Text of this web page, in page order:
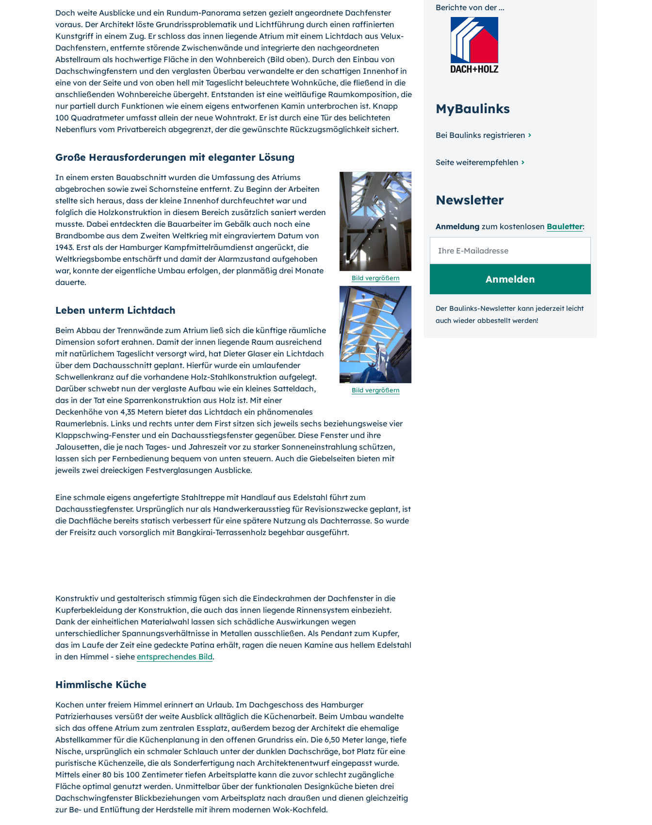
Doch weite Ausblicke und ein Rundum-Panorama setzen gezielt angeordnete Dachfenster
voraus. Der Architekt löste Grundrissproblematik und Lichtführung durch einen raffinierten
Kunstgriff in einem Zug. Er schloss das innen liegende Atrium mit einem Lichtdach aus Velux-
Dachfenstern, entfernte störende Zwischenwände und integrierte den nachgeordneten
Abstellraum als hochwertige Fläche in den Wohnbereich (Bild oben). Durch den Einbau von
Dachschwingfenstern und den verglasten Überbau verwandelte er den schattigen Innenhof in
eine von der Seite und von oben hell mit Tageslicht beleuchtete Wohnküche, die fließend in die
anschließenden Wohnbereiche übergeht. Entstanden ist eine weitläufige Raumkomposition, die
nur partiell durch Funktionen wie einem eigens entworfenen Kamin unterbrochen ist. Knapp
100 Quadratmeter umfasst allein der neue Wohntrakt. Er ist durch eine Tür des belichteten
Nebenflurs vom Privatbereich abgegrenzt, der die gewünschte Rückzugsmöglichkeit sichert.
Große Herausforderungen mit eleganter Lösung
Bild vergrößern
Bild vergrößern
In einem ersten Bauabschnitt wurden die Umfassung des Atriums
abgebrochen sowie zwei Schornsteine entfernt. Zu Beginn der Arbeiten
stellte sich heraus, dass der kleine Innenhof durchfeuchtet war und
folglich die Holzkonstruktion in diesem Bereich zusätzlich saniert werden
musste. Dabei entdeckten die Bauarbeiter im Gebälk auch noch eine
Brandbombe aus dem Zweiten Weltkrieg mit eingraviertem Datum von
1943. Erst als der Hamburger Kampfmittelräumdienst angerückt, die
Weltkriegsbombe entschärft und damit der Alarmzustand aufgehoben
war, konnte der eigentliche Umbau erfolgen, der planmäßig drei Monate
dauerte.
Leben unterm Lichtdach
Beim Abbau der Trennwände zum Atrium ließ sich die künftige räumliche
Dimension sofort erahnen. Damit der innen liegende Raum ausreichend
mit natürlichem Tageslicht versorgt wird, hat Dieter Glaser ein Lichtdach
über dem Dachausschnitt geplant. Hierfür wurde ein umlaufender
Schwellenkranz auf die vorhandene Holz-Stahlkonstruktion aufgelegt.
Darüber schwebt nun der verglaste Aufbau wie ein kleines Satteldach,
das in der Tat eine Sparrenkonstruktion aus Holz ist. Mit einer
Deckenhöhe von 4,35 Metern bietet das Lichtdach ein phänomenales
Raumerlebnis. Links und rechts unter dem First sitzen sich jeweils sechs beziehungsweise vier
Klappschwing-Fenster und ein Dachausstiegsfenster gegenüber. Diese Fenster und ihre
Jalousetten, die je nach Tages- und Jahreszeit vor zu starker Sonneneinstrahlung schützen,
lassen sich per Fernbedienung bequem von unten steuern. Auch die Giebelseiten bieten mit
jeweils zwei dreieckigen Festverglasungen Ausblicke.
Eine schmale eigens angefertigte Stahltreppe mit Handlauf aus Edelstahl führt zum
Dachausstiegfenster. Ursprünglich nur als Handwerkerausstieg für Revisionszwecke geplant, ist
die Dachfläche bereits statisch verbessert für eine spätere Nutzung als Dachterrasse. So wurde
der Freisitz auch vorsorglich mit Bangkirai-Terrassenholz begehbar ausgeführt.
Konstruktiv und gestalterisch stimmig fügen sich die Eindeckrahmen der Dachfenster in die
Kupferbekleidung der Konstruktion, die auch das innen liegende Rinnensystem einbezieht.
Dank der einheitlichen Materialwahl lassen sich schädliche Auswirkungen wegen
unterschiedlicher Spannungsverhältnisse in Metallen ausschließen. Als Pendant zum Kupfer,
das im Laufe der Zeit eine gedeckte Patina erhält, ragen die neuen Kamine aus hellem Edelstahl
in den Himmel - siehe entsprechendes Bild.
Himmlische Küche
Kochen unter freiem Himmel erinnert an Urlaub. Im Dachgeschoss des Hamburger
Patrizierhauses versüßt der weite Ausblick alltäglich die Küchenarbeit. Beim Umbau wandelte
sich das offene Atrium zum zentralen Essplatz, außerdem bezog der Architekt die ehemalige
Abstellkammer für die Küchenplanung in den offenen Grundriss ein. Die 6,50 Meter lange, tiefe
Nische, ursprünglich ein schmaler Schlauch unter der dunklen Dachschräge, bot Platz für eine
puristische Küchenzeile, die als Sonderfertigung nach Architektenentwurf eingepasst wurde.
Mittels einer 80 bis 100 Zentimeter tiefen Arbeitsplatte kann die zuvor schlecht zugängliche
Fläche optimal genutzt werden. Unmittelbar über der funktionalen Designküche bieten drei
Dachschwingfenster Blickbeziehungen vom Arbeitsplatz nach draußen und dienen gleichzeitig
zur Be- und Entlüftung der Herdstelle mit ihrem modernen Wok-Kochfeld.
Berichte von der ...
MyBaulinks
Bei Baulinks registrieren
Seite weiterempfehlen
Newsletter
Anmeldung zum kosten­losen Bauletter:
Der Baulinks-Newsletter kann jeder­zeit leicht
auch wieder ab­bestellt werden!